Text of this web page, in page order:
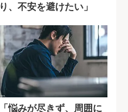
り、不安を避けたい」
「悩みが尽きず、周囲に